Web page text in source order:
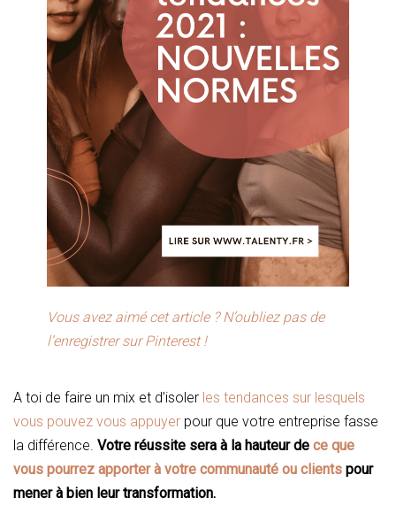
Vous avez aimé cet article ? N’oubliez pas de
l’enregistrer sur Pinterest !
A toi de faire un mix et d’isoler les tendances sur lesquels
vous pouvez vous appuyer pour que votre entreprise fasse
la différence. Votre réussite sera à la hauteur de ce que
vous pourrez apporter à votre communauté ou clients pour
mener à bien leur transformation.